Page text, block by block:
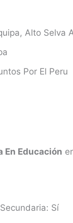
Alto Selva
Por El Peru
En Educación
Sí